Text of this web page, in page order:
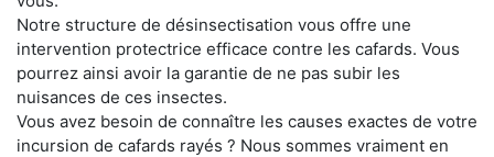
Notre structure de désinsectisation vous offre une
intervention protectrice efficace contre les cafards. Vous
pourrez ainsi avoir la garantie de ne pas subir les
nuisances de ces insectes.
Vous avez besoin de connaître les causes exactes de votre
incursion de cafards rayés ? Nous sommes vraiment en